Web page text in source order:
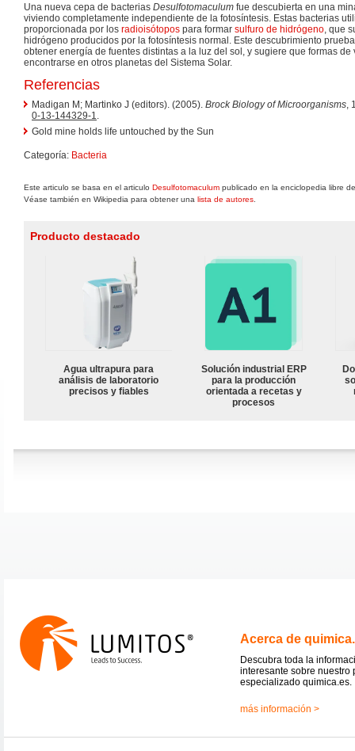
Una nueva cepa de bacterias Desulfotomaculum fue descubierta en una
viviendo completamente independiente de la fotosíntesis. Estas bacterias
proporcionada por los radioisótopos para formar sulfuro de hidrógeno, que
hidrógeno producidos por la fotosíntesis normal. Este descubrimiento
obtener energía de fuentes distintas a la luz del sol, y sugiere que formas
encontrarse en otros planetas del Sistema Solar.
Referencias
Madigan M; Martinko J (editors). (2005). Brock Biology of Microorganisms,
0-13-144329-1.
Gold mine holds life untouched by the Sun
Categoría: Bacteria
Este articulo se basa en el articulo Desulfotomaculum publicado en la enciclopedia libre
Véase también en Wikipedia para obtener una lista de autores
Producto destacado
Agua ultrapura para
análisis de laboratorio
precisos y fiables
Solución industrial ERP
para la producción
orientada a recetas y
procesos
Acerca de
Descubra toda la
interesante sobre nuestro
especializado quimica.es.
más información >